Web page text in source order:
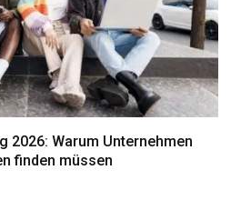
2026: Warum Unternehmen
finden müssen